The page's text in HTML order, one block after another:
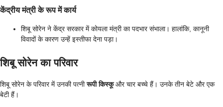
केंद्रीय मंत्री के रूप में कार्य
शिबू सोरेन ने केंद्र सरकार में कोयला मंत्री का पदभार संभाला। हालांकि, कानूनी
विवादों के कारण उन्हें इस्तीफा देना पड़ा।
शिबू सोरेन का परिवार
शिबू सोरेन के परिवार में उनकी पत्नीरूपी किस्कूऔर चार बच्चे हैं। उनके तीन बेटे और एक
बेटी हैं।